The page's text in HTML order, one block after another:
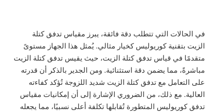
في الحالات التي تتطلب دقة فائقة، يبرز مقياس تدفق كتلة
الزيت بتقنية كوريوليس كخيار مثالي. يُمثل هذا الجهاز مستوىً
متقدمًا في قياس تدفق كتلة الزيت، حيث يقيس تدفق كتلة الزيت
مباشرةً، مما يضمن دقة استثنائية. ومن الجدير بالذكر أن قدرته
على التعامل مع تدفق كتلة الزيت شديد اللزوجة تُؤكد كفاءته
العالية. مع ذلك، من الضروري الإشارة إلى أن إمكانيات مقياس
تدفق كوريوليس المتطورة تُقابلها تكلفة أعلى نسبيًا، مما يجعله